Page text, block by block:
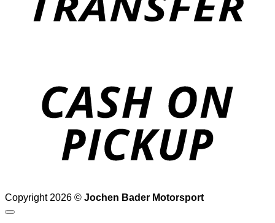
Copyright 2026 © Jochen Bader Motorsport